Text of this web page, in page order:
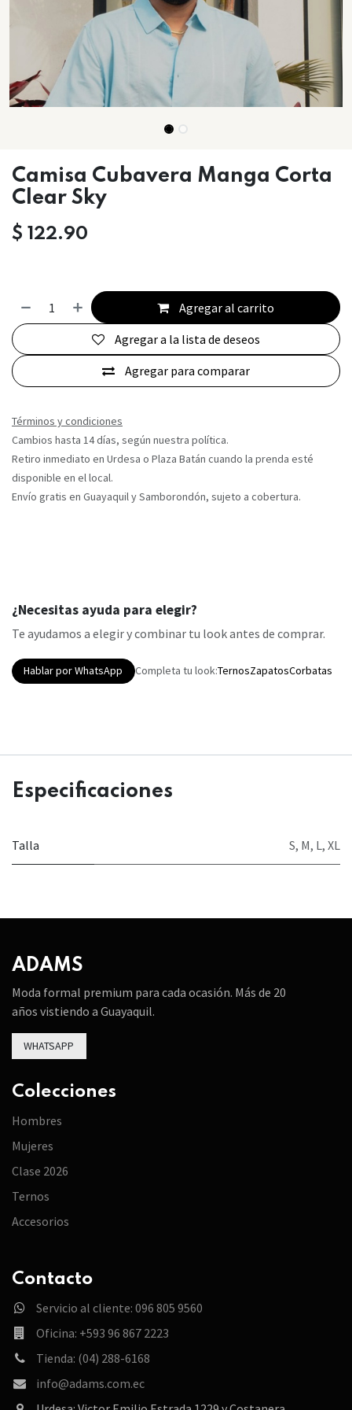
Camisa Cubavera Manga Corta
Clear Sky
$ 122.90
Agregar al carrito
Agregar para comparar
Agregar a la lista de deseos
Términos y condiciones
Cambios hasta 14 días, según nuestra política.
Retiro inmediato en Urdesa o Plaza Batán cuando la prenda esté
disponible en el local.
Envío gratis en Guayaquil y Samborondón, sujeto a cobertura.
¿Necesitas ayuda para elegir?
Te ayudamos a elegir y combinar tu look antes de comprar.
Hablar por WhatsApp Completa tu look:TernosZapatosCorbatas
Especificaciones
Talla S, M, L, XL
ADAMS
Moda formal premium para cada ocasión. Más de 20
años vistiendo a Guayaquil.
WHATSAPP
Colecciones
Hombres
Mujeres
Clase 2026
Ternos
Accesorios
Contacto
Servicio al cliente: 096 805 9560
Oficina: +593 96 867 2223
Tienda: (04) 288-6168
info@adams.com.ec